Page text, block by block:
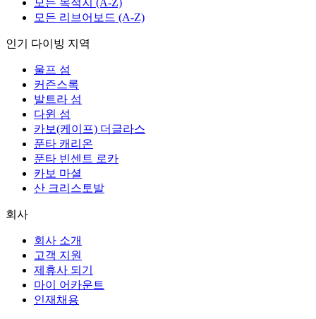
모든 목적지 (A-Z)
모든 리브어보드 (A-Z)
인기 다이빙 지역
울프 섬
커즌스록
발트라 섬
다윈 섬
카보(케이프) 더글라스
푼타 캐리온
푼타 빈센트 로카
카보 마셜
산 크리스토발
회사
회사 소개
고객 지원
제휴사 되기
마이 어카운트
인재채용